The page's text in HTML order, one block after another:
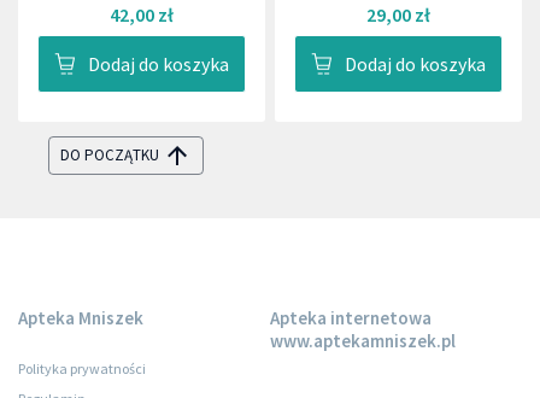
42,00 zł
Dodaj do koszyka
29,00 zł
Dodaj do koszyka
DO POCZĄTKU
Apteka Mniszek
Polityka prywatności
Apteka internetowa
www.aptekamniszek.pl